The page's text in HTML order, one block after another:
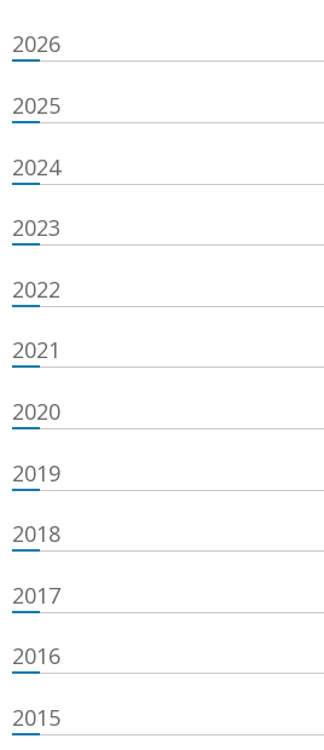
2026
2025
2024
2023
2022
2021
2020
2019
2018
2017
2016
2015